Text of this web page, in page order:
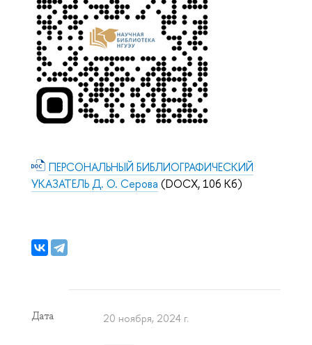
ПЕРСОНАЛЬНЫЙ БИБЛИОГРАФИЧЕСКИЙ
УКАЗАТЕЛЬ Д. О. Серова (DOCX, 106 Кб)
Дата 20 ноября, 2024 г.